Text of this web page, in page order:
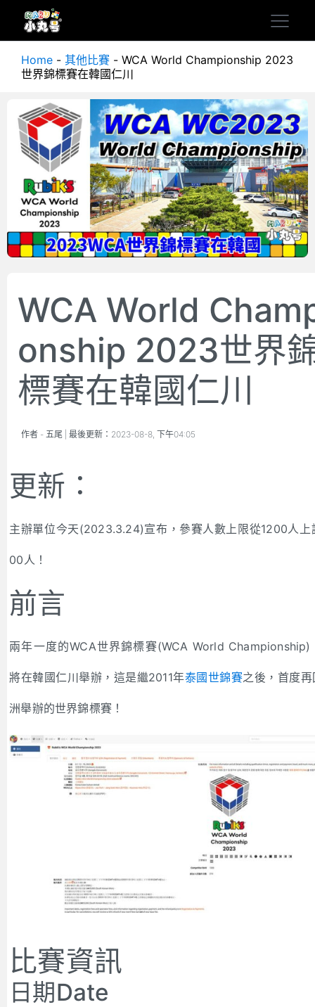
Home - 其他比賽 - WCA World Championship 2023
世界錦標賽在韓國仁川
WCA World
onship 2023世界
標賽在韓國仁川
作者 - 五尾 | 最後更新： 2023-08-8, 下午04:05
更新：
主辦單位今天(2023.3.24)宣布，參賽人數上限從1200人上
00人！
前言
兩年一度的WCA世界錦標賽(WCA World Championship)
將在韓國仁川舉辦，這是繼2011年泰國世錦賽之後，首度
洲舉辦的世界錦標賽！
比賽資訊
日期Date